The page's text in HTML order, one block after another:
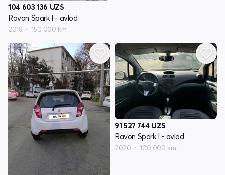
104 603 136 UZS
Ravon Spark I - avlod
2018 150 000 km
91 527 744 UZS
Ravon Spark I - avlod
2020 100 000 km